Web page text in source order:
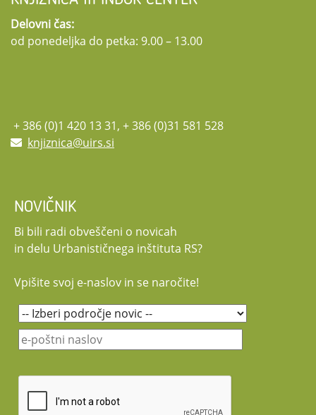
Delovni čas:
od ponedeljka do petka: 9.00 – 13.00
+ 386 (0)1 420 13 31, + 386 (0)31 581 528
knjiznica@uirs.si
NOVIČNIK
Bi bili radi obveščeni o novicah
in delu Urbanističnega inštituta RS?
Vpišite svoj e-naslov in se naročite!